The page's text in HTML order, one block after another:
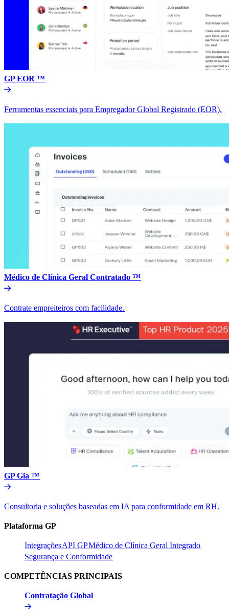
GP EOR ™​​
Ferramentas essenciais para Empregador Global Registrado (EOR).​​
Médico de Clínica Geral Contratado ™​​
Contrate empreiteiros com facilidade.​​
GP Gia ™​​
Consultoria e soluções baseadas em IA para conformidade em RH.​​
Plataforma GP​​
Integrações​​API GP​​Médico de Clínica Geral Integrado​​
Segurança e Conformidade​​
COMPETÊNCIAS PRINCIPAIS​​
Contratação Global​​